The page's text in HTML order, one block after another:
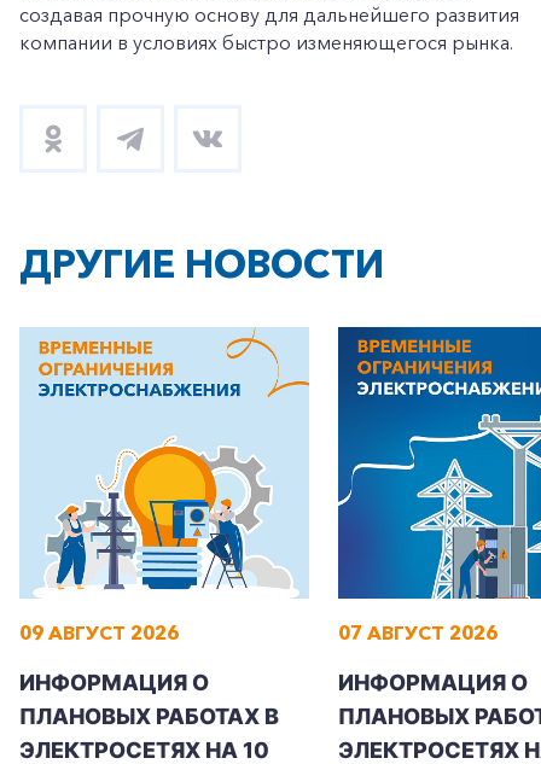
+7-800-700-24-57
Заказать обратный звонок
Частным клиентам
Корпоративным клиентам
создавая прочную основу для дальнейшего развития
компании в условиях быстро изменяющегося рынка.
ДРУГИЕ НОВОСТИ
09 АВГУСТ 2026
ИНФОРМАЦИЯ О
ПЛАНОВЫХ РАБОТАХ В
ЭЛЕКТРОСЕТЯХ НА 10
07 АВГУСТ 2026
ИНФОРМАЦИЯ О
ПЛАНОВЫХ
ЭЛЕКТРОСЕТЯХ